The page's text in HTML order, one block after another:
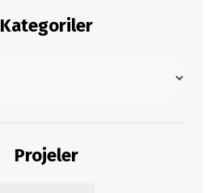
Kategoriler
Projeler